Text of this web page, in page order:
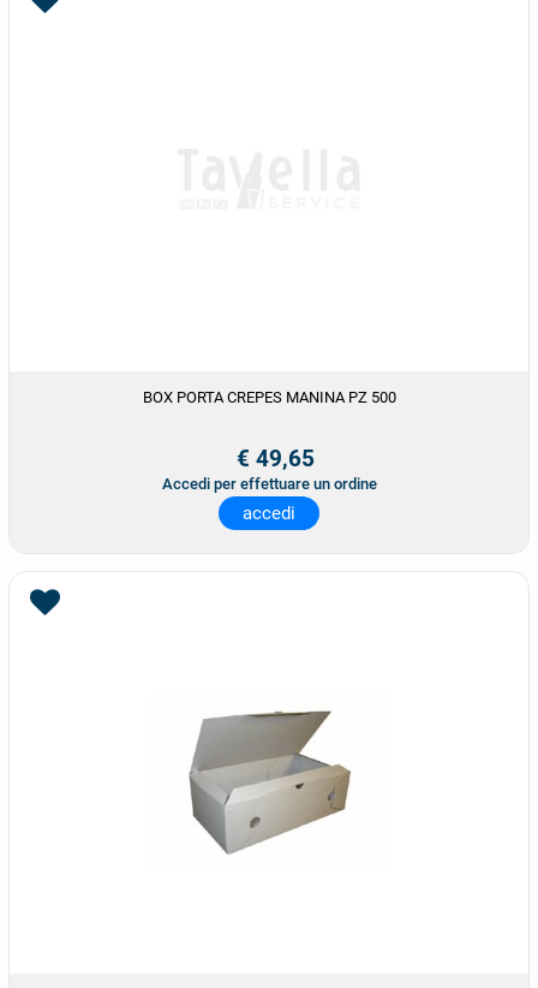
BOX PORTA CREPES MANINA PZ 500
€ 49,65
Accedi per effettuare un ordine
accedi